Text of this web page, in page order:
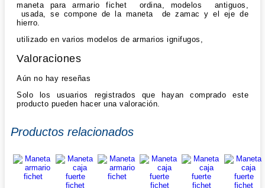
maneta para armario fichet ordina, modelos antiguos,
usada, se compone de la maneta de zamac y el eje de
hierro.
utilizado en varios modelos de armarios ignifugos,
Valoraciones
Aún no hay reseñas
Solo los usuarios registrados que hayan comprado este
producto pueden hacer una valoración.
Productos relacionados